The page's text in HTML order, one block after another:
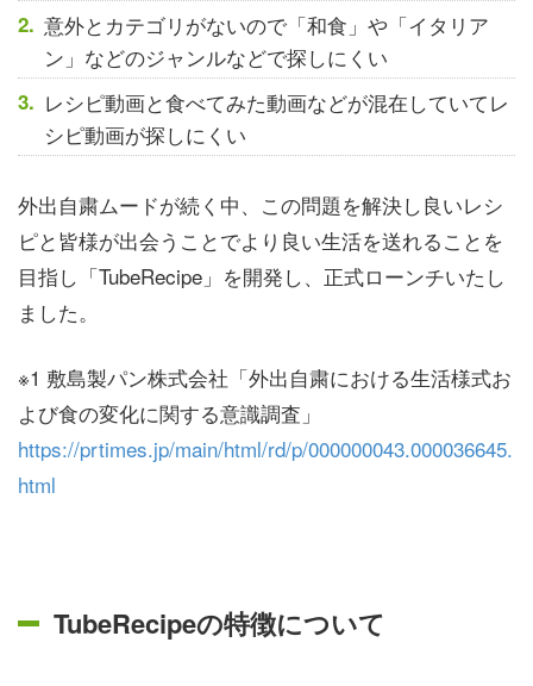
意外とカテゴリがないので「和食」や「イタリア
ン」などのジャンルなどで探しにくい
レシピ動画と食べてみた動画などが混在していてレ
シピ動画が探しにくい
外出自粛ムードが続く中、この問題を解決し良いレシ
ピと皆様が出会うことでより良い生活を送れることを
目指し「TubeRecipe」を開発し、正式ローンチいたし
ました。
※1 敷島製パン株式会社「外出自粛における生活様式お
よび食の変化に関する意識調査」
https://prtimes.jp/main/html/rd/p/000000043.000036645.
html
TubeRecipeの特徴について